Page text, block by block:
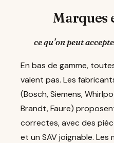
Marques
ce qu’on peut
En bas de gamme,
valent pas. Les
(Bosch, Siemens,
Brandt, Faure)
correctes, avec des
et un SAV joignable.